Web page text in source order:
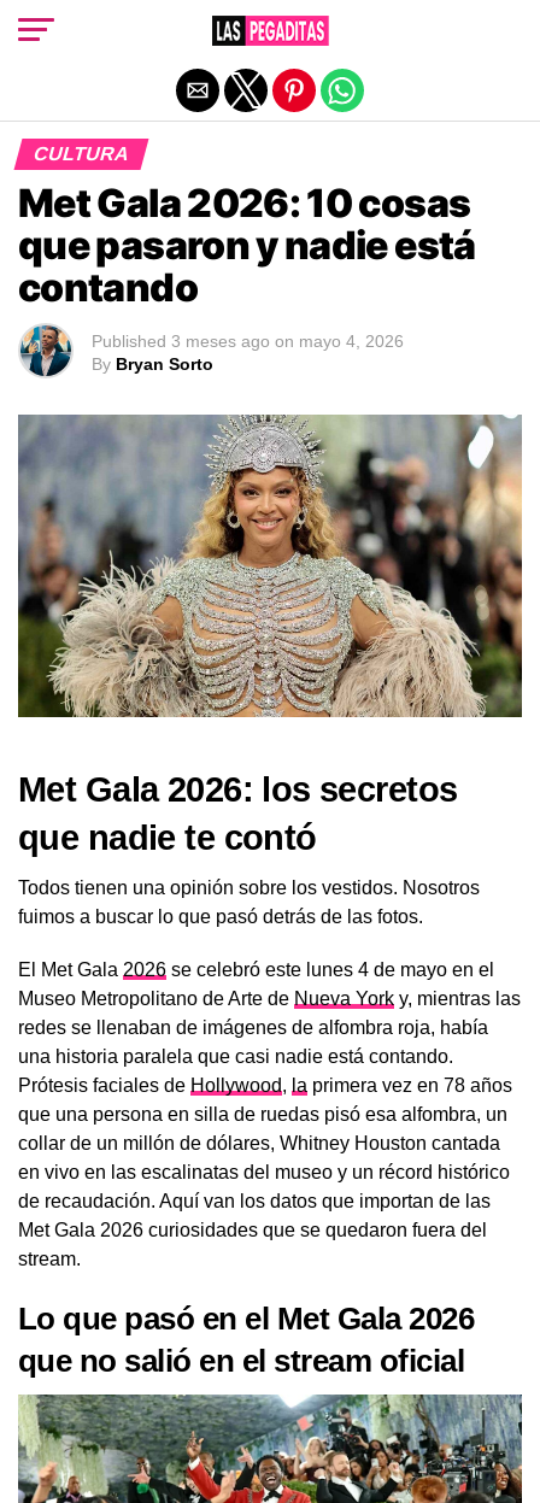
CULTURA
Met Gala 2026: 10 cosas
que pasaron y nadie está
contando
Published 3 meses ago on mayo 4, 2026
By Bryan Sorto
Met Gala 2026: los secretos
que nadie te contó
Todos tienen una opinión sobre los vestidos. Nosotros
fuimos a buscar lo que pasó detrás de las fotos.
El Met Gala 2026 se celebró este lunes 4 de mayo en el
Museo Metropolitano de Arte de Nueva York y, mientras las
redes se llenaban de imágenes de alfombra roja, había
una historia paralela que casi nadie está contando.
Prótesis faciales de Hollywood, la primera vez en 78 años
que una persona en silla de ruedas pisó esa alfombra, un
collar de un millón de dólares, Whitney Houston cantada
en vivo en las escalinatas del museo y un récord histórico
de recaudación. Aquí van los datos que importan de las
Met Gala 2026 curiosidades que se quedaron fuera del
stream.
Lo que pasó en el Met Gala 2026
que no salió en el stream oficial
Salir de la versión móvil